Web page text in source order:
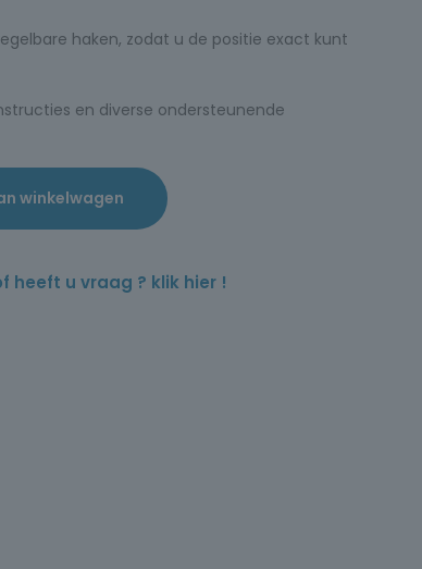
haken, zodat u de positie exact kunt
en diverse ondersteunende
winkelwagen
heeft u vraag ? klik hier !